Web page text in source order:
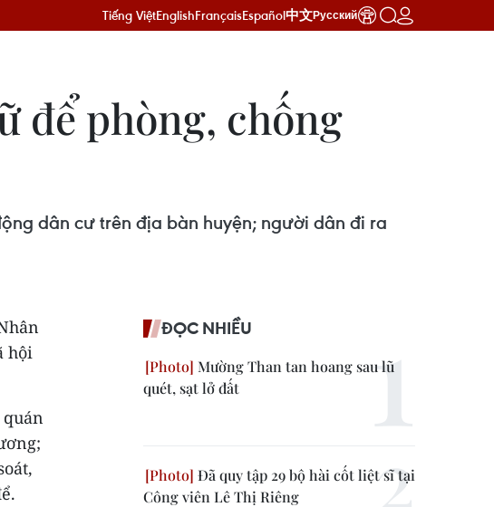
Tiếng ViệtEnglishFrançaisEspañol中文Русский
để phòng, chống
dân cư trên địa bàn huyện; người dân đi ra
hội
ĐỌC NHIỀU
Mường Than tan hoang sau lũ
quét, sạt lở đất
Đã quy tập 29 bộ hài cốt liệt sĩ tại
Công viên Lê Thị Riêng